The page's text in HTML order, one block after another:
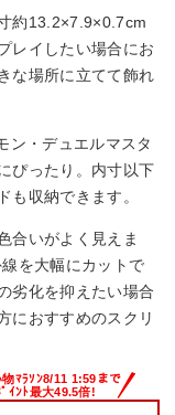
約13.2×7.9×0.7cm
レイしたい場合にお
な場所に立てて飾れ
ン・デュエルマスタ
ぴったり。内寸以下
も収納できます。
合いがよく見えま
を大幅にカットで
劣化を抑えたい場合
におすすめのスクリ